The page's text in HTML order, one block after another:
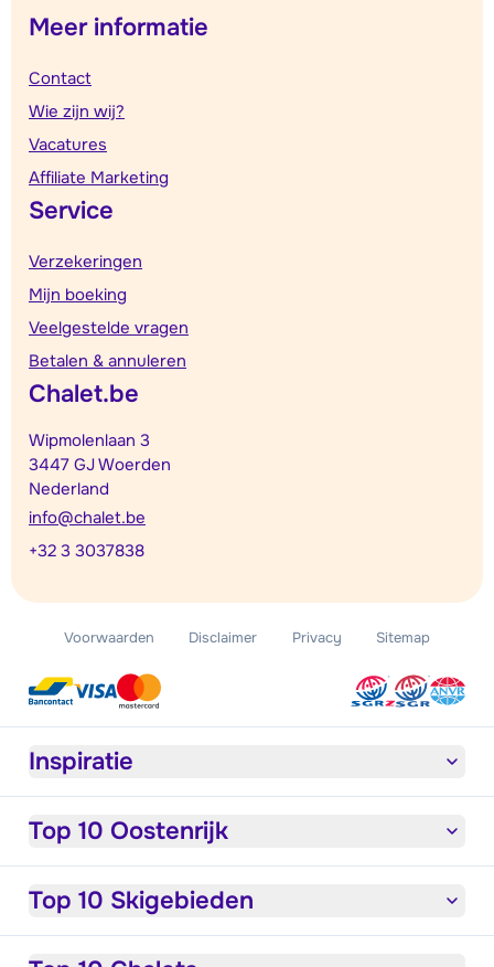
Meer informatie
Contact
Wie zijn wij?
Vacatures
Affiliate Marketing
Service
Verzekeringen
Mijn boeking
Veelgestelde vragen
Betalen & annuleren
Chalet.be
Wipmolenlaan 3
3447 GJ Woerden
Nederland
info@chalet.be
+32 3 3037838
Voorwaarden Disclaimer Privacy Sitemap
Inspiratie
Top 10 Oostenrijk
Top 10 Skigebieden